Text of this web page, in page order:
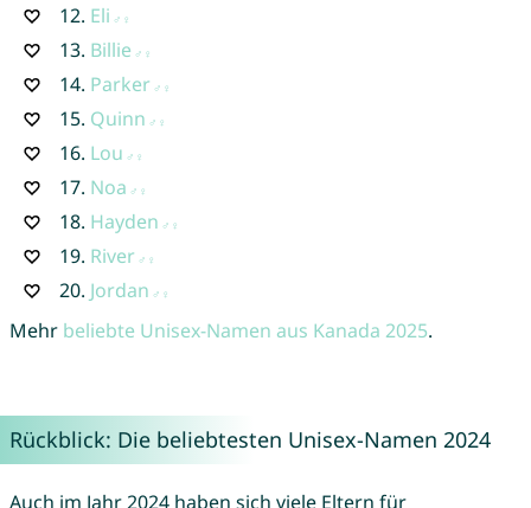
12. Eli
13. Billie
14. Parker
15. Quinn
16. Lou
17. Noa
18. Hayden
19. River
20. Jordan
Mehr beliebte Unisex-Namen aus Kanada 2025.
Rückblick: Die beliebtesten Unisex-Namen 2024
Auch im Jahr 2024 haben sich viele Eltern für